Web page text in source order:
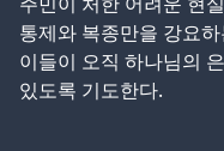
통제와 복종만을 강요
이들이 오직 하나님의
있도록 기도한다.